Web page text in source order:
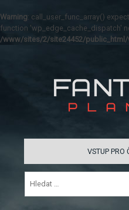
Warning: call_user_func_array()
function 'wp_edge_cache_dispatch'
/www/sites/2/site24452/
VSTUP PRO